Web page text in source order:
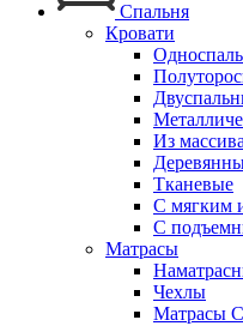
Спальня
Кровати
Из массива
Тканевые
С мягким
С
Матрасы
Чехлы
Матрасы